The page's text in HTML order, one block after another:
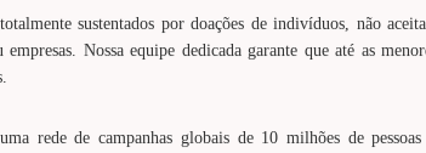
sustentados por doações de indivíduos, não
empresas. Nossa equipe dedicada garante que até as
rede de campanhas globais de 10 milhões de